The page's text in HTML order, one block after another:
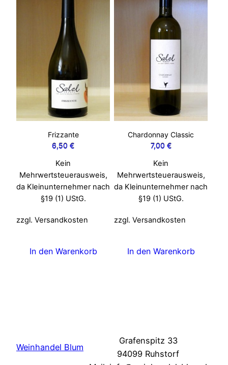
Frizzante
6,50€
Kein
Mehrwertsteuerausweis,
da Kleinunternehmer nach
§19 (1) UStG.
zzgl. Versandkosten
In den Warenkorb
Chardonnay Classic
7,00 €
Kein
Mehrwertsteuerausweis,
da Kleinunternehmer nach
§19 (1) UStG.
zzgl. Versandkosten
In den Warenkorb
Weinhandel Blum
Grafenspitz 33
94099 Ruhstorf